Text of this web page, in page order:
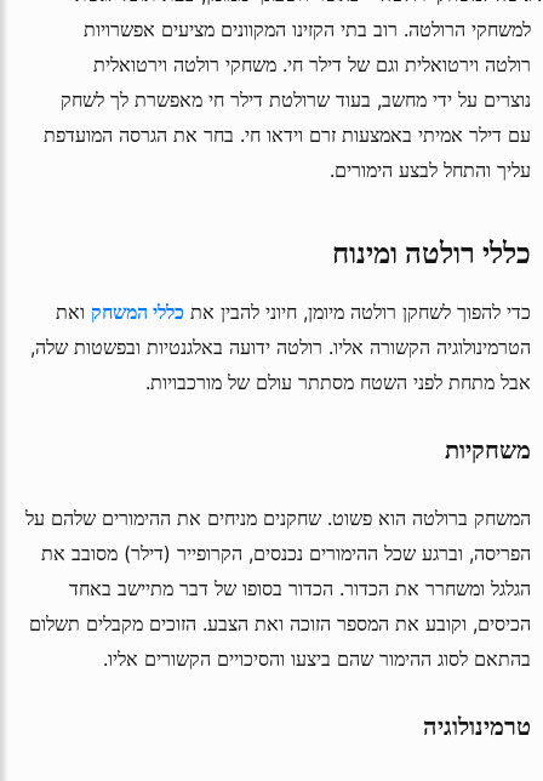
למשחקי הרולטה. רוב בתי הקזינו המקוונים מציעים אפשרויות
רולטה וירטואלית וגם של דילר חי. משחקי רולטה וירטואלית
נוצרים על ידי מחשב, בעוד שרולטת דילר חי מאפשרת לך לשחק
עם דילר אמיתי באמצעות זרם וידאו חי. בחר את הגרסה המועדפת
עליך והתחל לבצע הימורים.
כללי רולטה ומינוח
כדי להפוך לשחקן רולטה מיומן, חיוני להבין את כללי המשחק ואת
הטרמינולוגיה הקשורה אליו. רולטה ידועה באלגנטיות ובפשטות שלה,
אבל מתחת לפני השטח מסתתר עולם של מורכבויות.
משחקיות
המשחק ברולטה הוא פשוט. שחקנים מניחים את ההימורים שלהם על
הפריסה, וברגע שכל ההימורים נכנסים, הקרופייר (דילר) מסובב את
הגלגל ומשחרר את הכדור. הכדור בסופו של דבר מתיישב באחד
הכיסים, וקובע את המספר הזוכה ואת הצבע. הזוכים מקבלים תשלום
בהתאם לסוג ההימור שהם ביצעו והסיכויים הקשורים אליו.
טרמינולוגיה